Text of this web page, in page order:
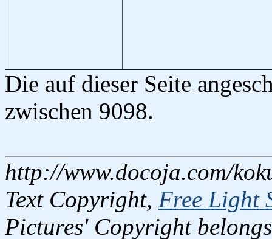
Die auf dieser Seite
zwischen 9098.
http://www.docoja.com/
Text Copyright, Free Light
Pictures' Copyright